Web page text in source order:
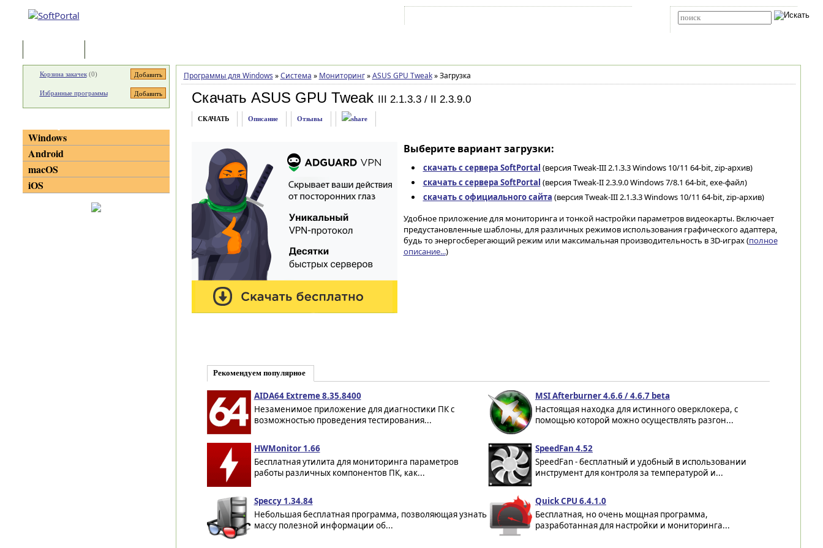
Программы для Windows » Система » Мониторинг » ASUS GPU Tweak »Загрузка
Скачать ASUS GPU Tweak III 2.1.3.3 / II 2.3.9.0
СКАЧАТЬ Описание Отзывы
Выберите вариант загрузки:
скачать с сервера SoftPortal (версия Tweak-III 2.1.3.3 Windows 10/11 64-bit, zip-архив)
скачать с сервера SoftPortal (версия Tweak-II 2.3.9.0 Windows 7/8.1 64-bit, exe-файл)
скачать с официального сайта (версия Tweak-III 2.1.3.3 Windows 10/11 64-bit, zip-архив)
Удобное приложение для мониторинга и тонкой настройки параметров видеокарты. Включает
предустановленные шаблоны, для различных режимов использования графического адаптера,
будь то энергосберегающий режим или максимальная производительность в 3D-играх (полное
описание...)
Рекомендуем популярное
AIDA64 Extreme 8.35.8400
Незаменимое приложение для диагностики ПК с
возможностью проведения тестирования...
MSI Afterburner 4.6.6 / 4.6.7 beta
Настоящая находка для истинного оверклокера, с
помощью которой можно осуществлять разгон...
HWMonitor 1.66
Бесплатная утилита для мониторинга параметров
работы различных компонентов ПК, как...
SpeedFan 4.52
SpeedFan - бесплатный и удобный в использовании
инструмент для контроля за температурой и...
Speccy 1.34.84
Небольшая бесплатная программа, позволяющая узнать
массу полезной информации об...
Quick CPU 6.4.1.0
Бесплатная, но очень мощная программа,
разработанная для настройки и мониторинга...
Корзина закачек(0)
Избранные программы
Windows
Android
macOS
iOS